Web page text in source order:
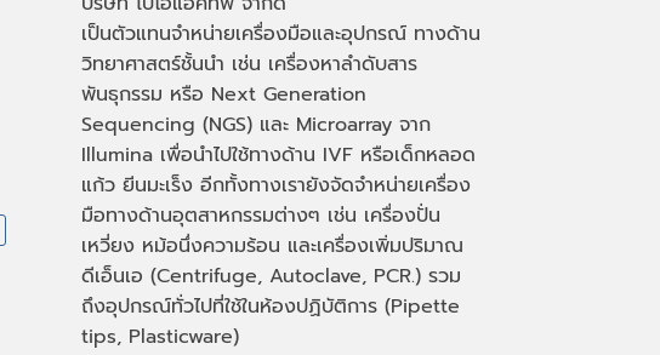
เป็นตัวแทนจำหน่ายเครื่องมือและอุปกรณ์ ทางด้าน
วิทยาศาสตร์ชั้นนำ เช่น เครื่องหาลำดับสาร
พันธุกรรม หรือ Next Generation
Sequencing (NGS) และ Microarray จาก
Illumina เพื่อนำไปใช้ทางด้าน IVF หรือเด็กหลอด
แก้ว ยีนมะเร็ง อีกทั้งทางเรายังจัดจำหน่ายเครื่อง
มือทางด้านอุตสาหกรรมต่างๆ เช่น เครื่องปั่น
เหวี่ยง หม้อนึ่งความร้อน และเครื่องเพิ่มปริมาณ
ดีเอ็นเอ (Centrifuge, Autoclave, PCR.) รวม
ถึงอุปกรณ์ทั่วไปที่ใช้ในห้องปฏิบัติการ (Pipette
tips, Plasticware)